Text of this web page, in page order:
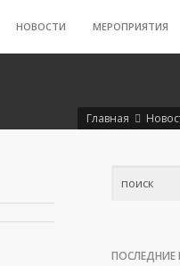
НОВОСТИ МЕРОПРИЯТИЯ
Главная
ПОСЛЕДНИЕ